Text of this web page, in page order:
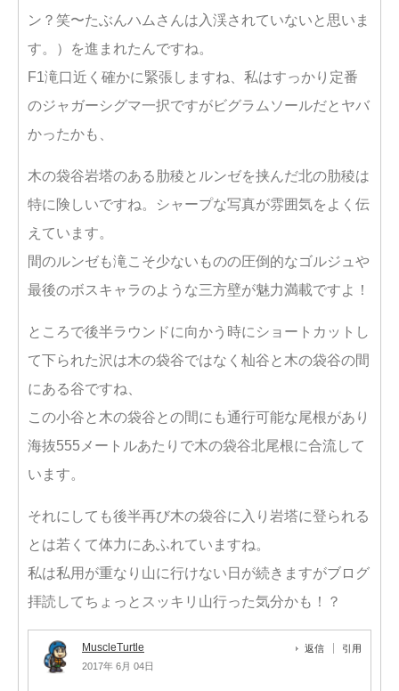
ン？笑〜たぶんハムさんは入渓されていないと思いま
す。）を進まれたんですね。
F1滝口近く確かに緊張しますね、私はすっかり定番
のジャガーシグマ一択ですがビグラムソールだとヤバ
かったかも、
木の袋谷岩塔のある肋稜とルンゼを挟んだ北の肋稜は
特に険しいですね。シャープな写真が雰囲気をよく伝
えています。
間のルンゼも滝こそ少ないものの圧倒的なゴルジュや
最後のボスキャラのような三方壁が魅力満載ですよ！
ところで後半ラウンドに向かう時にショートカットし
て下られた沢は木の袋谷ではなく杣谷と木の袋谷の間
にある谷ですね、
この小谷と木の袋谷との間にも通行可能な尾根があり
海抜555メートルあたりで木の袋谷北尾根に合流して
います。
それにしても後半再び木の袋谷に入り岩塔に登られる
とは若くて体力にあふれていますね。
私は私用が重なり山に行けない日が続きますがブログ
拝読してちょっとスッキリ山行った気分かも！？
MuscleTurtle
2017年 6月 04日
返信 引用